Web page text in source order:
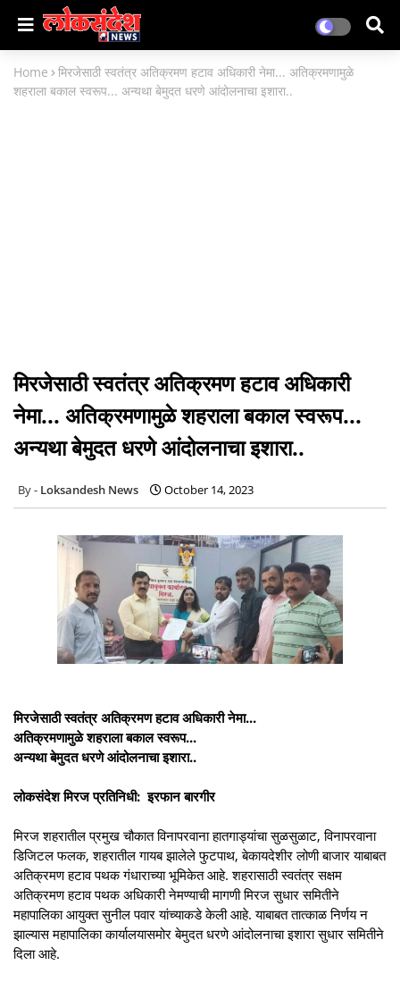
Home
मिरजेसाठी स्वतंत्र अतिक्रमण हटाव अधिकारी नेमा... अतिक्रमणामुळे
शहराला बकाल स्वरूप... अन्यथा बेमुदत धरणे आंदोलनाचा इशारा..
मिरजेसाठी स्वतंत्र अतिक्रमण हटाव अधिकारी
नेमा... अतिक्रमणामुळे शहराला बकाल स्वरूप...
अन्यथा बेमुदत धरणे आंदोलनाचा इशारा..
Loksandesh News October 14, 2023
मिरजेसाठी स्वतंत्र अतिक्रमण हटाव अधिकारी नेमा...
अतिक्रमणामुळे शहराला बकाल स्वरूप...
अन्यथा बेमुदत धरणे आंदोलनाचा इशारा..
लोकसंदेश मिरज प्रतिनिधी: इरफान बारगीर
मिरज शहरातील प्रमुख चौकात विनापरवाना हातगाड्यांचा सुळसुळाट, विनापरवाना
डिजिटल फलक, शहरातील गायब झालेले फुटपाथ, बेकायदेशीर लोणी बाजार याबाबत
अतिक्रमण हटाव पथक गंधाराच्या भूमिकेत आहे. शहरासाठी स्वतंत्र सक्षम
अतिक्रमण हटाव पथक अधिकारी नेमण्याची मागणी मिरज सुधार समितीने
महापालिका आयुक्त सुनील पवार यांच्याकडे केली आहे. याबाबत तात्काळ निर्णय न
झाल्यास महापालिका कार्यालयासमोर बेमुदत धरणे आंदोलनाचा इशारा सुधार समितीने
दिला आहे.